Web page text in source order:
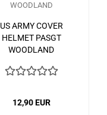
US ARMY COVER
HELMET PASGT
WOODLAND
12,90 EUR